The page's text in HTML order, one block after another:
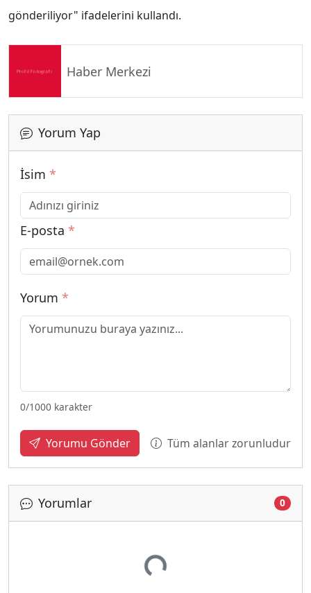
gönderiliyor" ifadelerini kullandı.
Haber Merkezi
Yorum Yap
İsim *
E-posta *
Yorum *
0/1000 karakter
Yorumu Gönder Tüm alanlar zorunludur
Yorumlar 0